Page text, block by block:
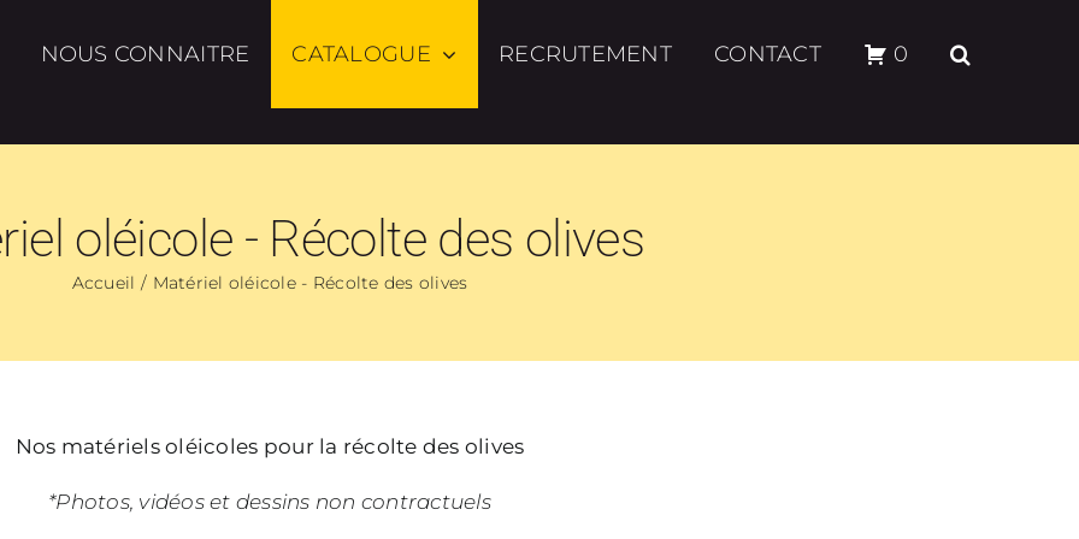
NOUS CONNAITRE CATALOGUE RECRUTEMENT CONTACT 0
oléicole - Récolte des olives
Accueil Matériel oléicole - Récolte des olives
Nos matériels oléicoles pour la récolte des olives
*Photos, vidéos et dessins non contractuels